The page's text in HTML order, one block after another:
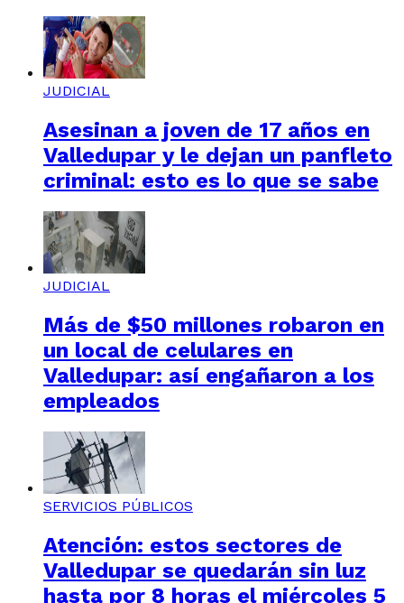
JUDICIAL
Asesinan a joven de 17 años en
Valledupar y le dejan un panfleto
criminal: esto es lo que se sabe
JUDICIAL
Más de $50 millones robaron en
un local de celulares en
Valledupar: así engañaron a los
empleados
SERVICIOS PÚBLICOS
Atención: estos sectores de
Valledupar se quedarán sin luz
hasta por 8 horas el miércoles 5